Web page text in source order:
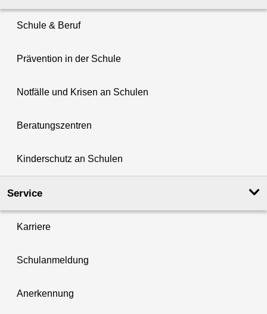
Schule & Beruf
Prävention in der Schule
Notfälle und Krisen an Schulen
Beratungszentren
Kinderschutz an Schulen
Service
Karriere
Schulanmeldung
Anerkennung